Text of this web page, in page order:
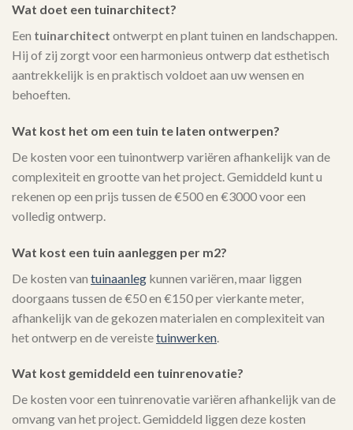
Wat doet een tuinarchitect?
Een tuinarchitect ontwerpt en plant tuinen en landschappen.
Hij of zij zorgt voor een harmonieus ontwerp dat esthetisch
aantrekkelijk is en praktisch voldoet aan uw wensen en
behoeften.
Wat kost het om een tuin te laten ontwerpen?
De kosten voor een tuinontwerp variëren afhankelijk van de
complexiteit en grootte van het project. Gemiddeld kunt u
rekenen op een prijs tussen de €500 en €3000 voor een
volledig ontwerp.
Wat kost een tuin aanleggen per m2?
De kosten van tuinaanleg kunnen variëren, maar liggen
doorgaans tussen de €50 en €150 per vierkante meter,
afhankelijk van de gekozen materialen en complexiteit van
het ontwerp en de vereistetuinwerken
Wat kost gemiddeld een tuinrenovatie?
De kosten voor een tuinrenovatie variëren afhankelijk van de
omvang van het project. Gemiddeld liggen deze kosten